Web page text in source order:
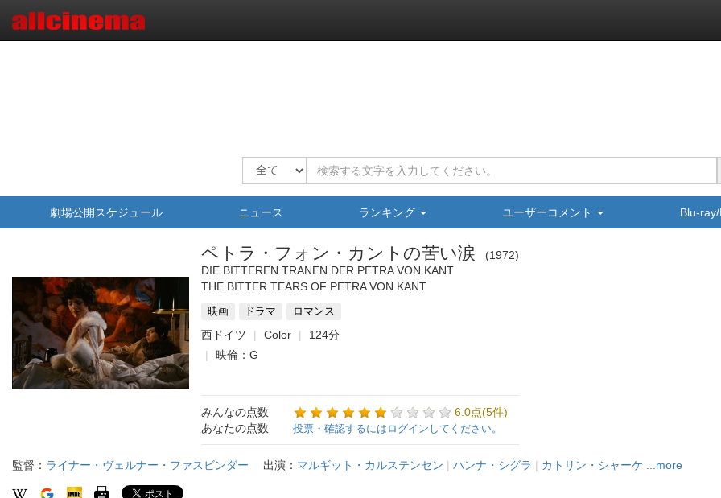
劇場公開スケジュール ニュース ランキング ユーザーコメント Blu-
ペトラ・フォン・カントの苦い涙
1972
DIE BITTEREN TRANEN DER PETRA VON KANT
THE BITTER TEARS OF PETRA VON KANT
映画 ドラマ ロマンス
西ドイツ Color
124分
映倫：G
みんなの点数
6.0点(5件)
あなたの点数
投票・確認するにはログインしてください。
監督： ライナー・ヴェルナー・ファスビンダー 出演： マルギット・カルステンセン | ハンナ・シグラ | カトリン・シャーケ ...more